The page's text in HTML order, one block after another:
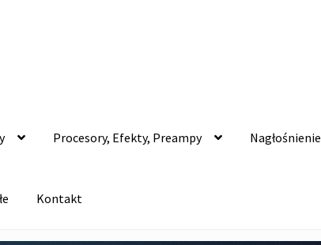
Procesory, Efekty, Preampy Nagłośnienie
Kontakt